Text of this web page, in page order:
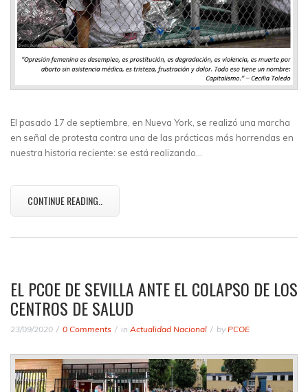
El pasado 17 de septiembre, en Nueva York, se realizó una marcha
en señal de protesta contra una de las prácticas más horrendas en
nuestra historia reciente: se está realizando…
CONTINUE READING..
EL PCOE DE SEVILLA ANTE EL COLAPSO DE LOS
CENTROS DE SALUD
23/09/2020 0 Comments in Actualidad Nacional by PCOE